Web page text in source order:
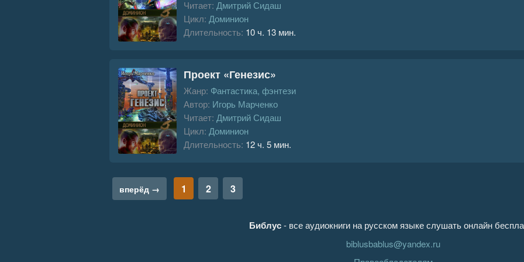
Читает: Дмитрий Сидаш
Цикл: Доминион
Длительность: 10 ч. 13 мин.
Проект «Генезис»
Жанр: Фантастика, фэнтези
Автор: Игорь Марченко
Читает: Дмитрий Сидаш
Цикл: Доминион
Длительность: 12 ч. 5 мин.
вперёд → 1 2 3
Библус- все аудиокниги на русском языке слушать онлайн
biblusbablus@yandex.ru